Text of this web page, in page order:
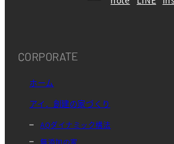
CORPORATE
ホーム
アイ．創建の家づくり
AQダイナミック構法
無添加の家